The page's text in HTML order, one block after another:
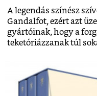
A legendás színész
Gandalfot, ezért azt
gyártóinak, hogy a
teketóriázzanak túl